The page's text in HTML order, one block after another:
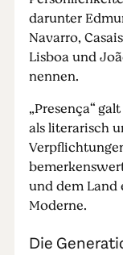
darunter
Navarro,
Lisboa und
nennen.
„Presença“
als literarisch
und dem Land
Moderne.
Die